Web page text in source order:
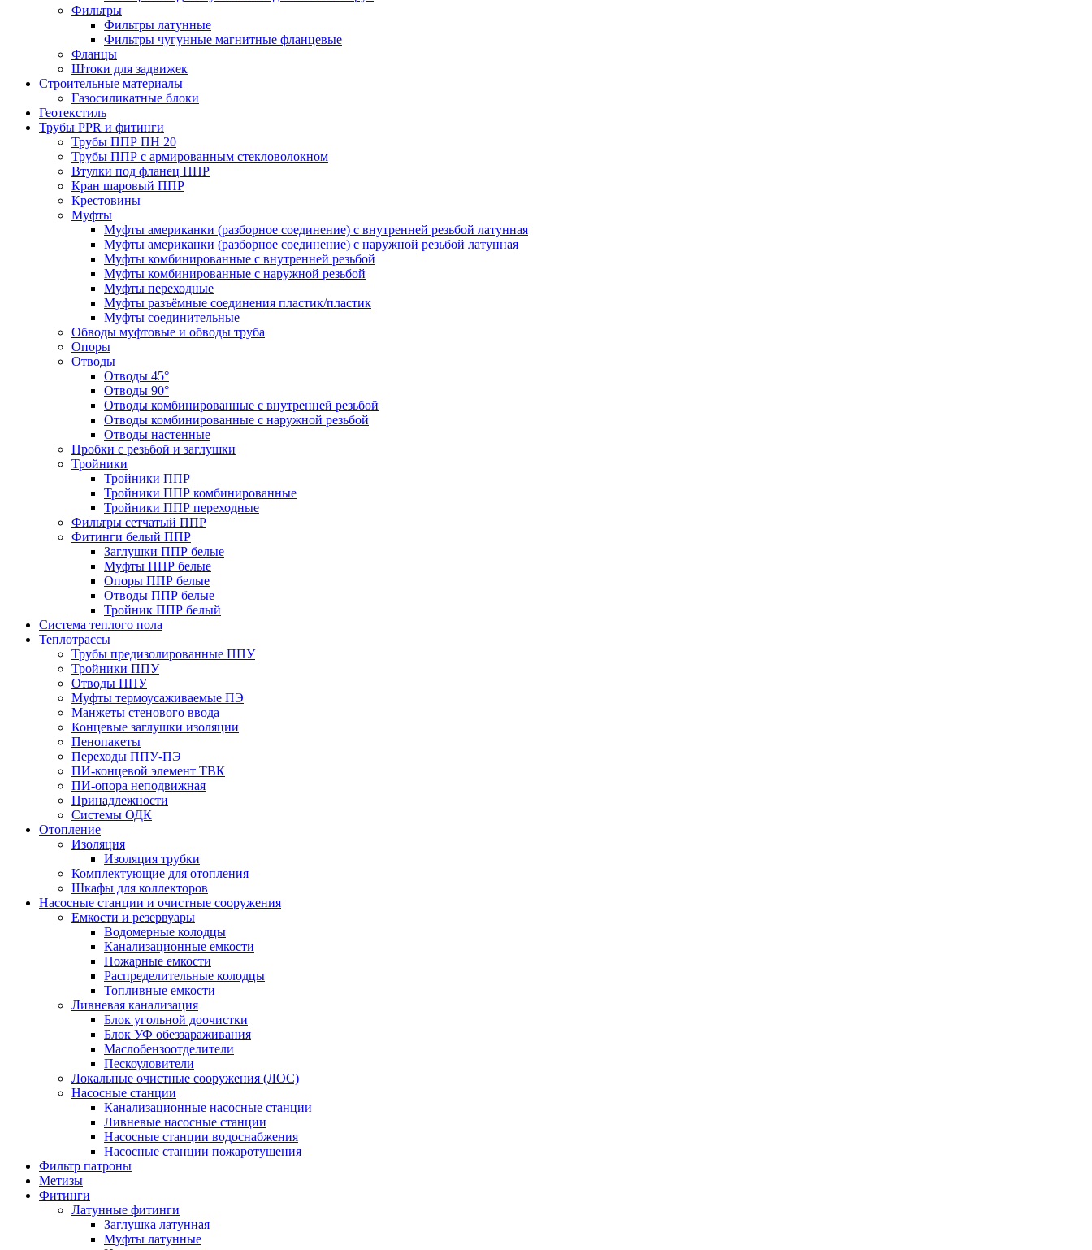
Фильтры
Фильтры латунные
Фильтры чугунные магнитные фланцевые
Фланцы
Штоки для задвижек
Строительные материалы
Газосиликатные блоки
Геотекстиль
Трубы PPR и фитинги
Трубы ППР ПН 20
Трубы ППР с армированным стекловолокном
Втулки под фланец ППР
Кран шаровый ППР
Крестовины
Муфты
Муфты американки (разборное соединение) с внутренней резьбой латунная
Муфты американки (разборное соединение) с наружной резьбой латунная
Муфты комбинированные с внутренней резьбой
Муфты комбинированные с наружной резьбой
Муфты переходные
Муфты разъёмные соединения пластик/пластик
Муфты соединительные
Обводы муфтовые и обводы труба
Опоры
Отводы
Отводы 45°
Отводы 90°
Отводы комбинированные с внутренней резьбой
Отводы комбинированные с наружной резьбой
Отводы настенные
Пробки с резьбой и заглушки
Тройники
Тройники ППР
Тройники ППР комбинированные
Тройники ППР переходные
Фильтры сетчатый ППР
Фитинги белый ППР
Заглушки ППР белые
Муфты ППР белые
Опоры ППР белые
Отводы ППР белые
Тройник ППР белый
Система теплого пола
Теплотрассы
Трубы предизолированные ППУ
Тройники ППУ
Отводы ППУ
Муфты термоусаживаемые ПЭ
Манжеты стенового ввода
Концевые заглушки изоляции
Пенопакеты
Переходы ППУ-ПЭ
ПИ-концевой элемент ТВК
ПИ-опора неподвижная
Принадлежности
Системы ОДК
Отопление
Изоляция
Изоляция трубки
Комплектующие для отопления
Шкафы для коллекторов
Насосные станции и очистные сооружения
Емкости и резервуары
Водомерные колодцы
Канализационные емкости
Пожарные емкости
Распределительные колодцы
Топливные емкости
Ливневая канализация
Блок угольной доочистки
Блок УФ обеззараживания
Маслобензоотделители
Пескоуловители
Локальные очистные сооружения (ЛОС)
Насосные станции
Канализационные насосные станции
Ливневые насосные станции
Насосные станции водоснабжения
Насосные станции пожаротушения
Фильтр патроны
Метизы
Фитинги
Латунные фитинги
Заглушка латунная
Муфты латунные